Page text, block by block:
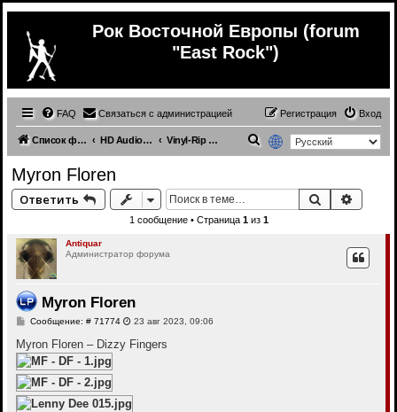
Рок Восточной Европы (forum
"East Rock")
FAQ Связаться с администрацией Вход
Регистрация
Список форумов HD Audio и Многоканальная Музыка Vinyl-Rip и Hand-Made
к
Myron Floren
Ответить Поиск
1 сообщение • Страница 1из 1
Antiquar
Администратор форума
Myron Floren
Сообщение: # 71774С
о
б
и
е
23 авг 2023, 09:06
Myron Floren – Dizzy Fingers